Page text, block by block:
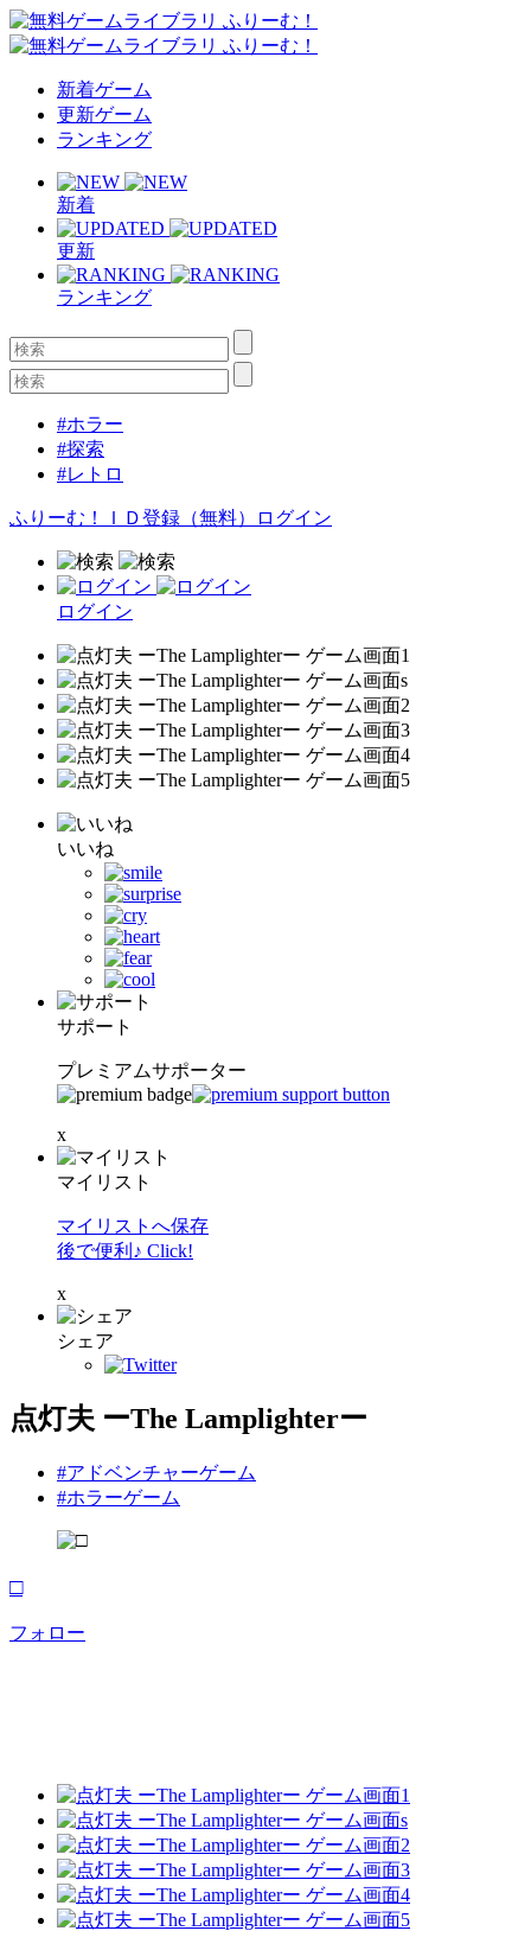
新着ゲーム
更新ゲーム
ランキング
新着
更新
ランキング
#ホラー
#探索
#レトロ
ふりーむ！ＩＤ登録（無料） ログイン
ログイン
いいね
サポート
プレミアムサポーター
x
マイリスト
マイリストへ保存
後で便利♪ Click!
x
シェア
点灯夫 ーThe Lamplighterー
#アドベンチャーゲーム
#ホラーゲーム
□
フォロー